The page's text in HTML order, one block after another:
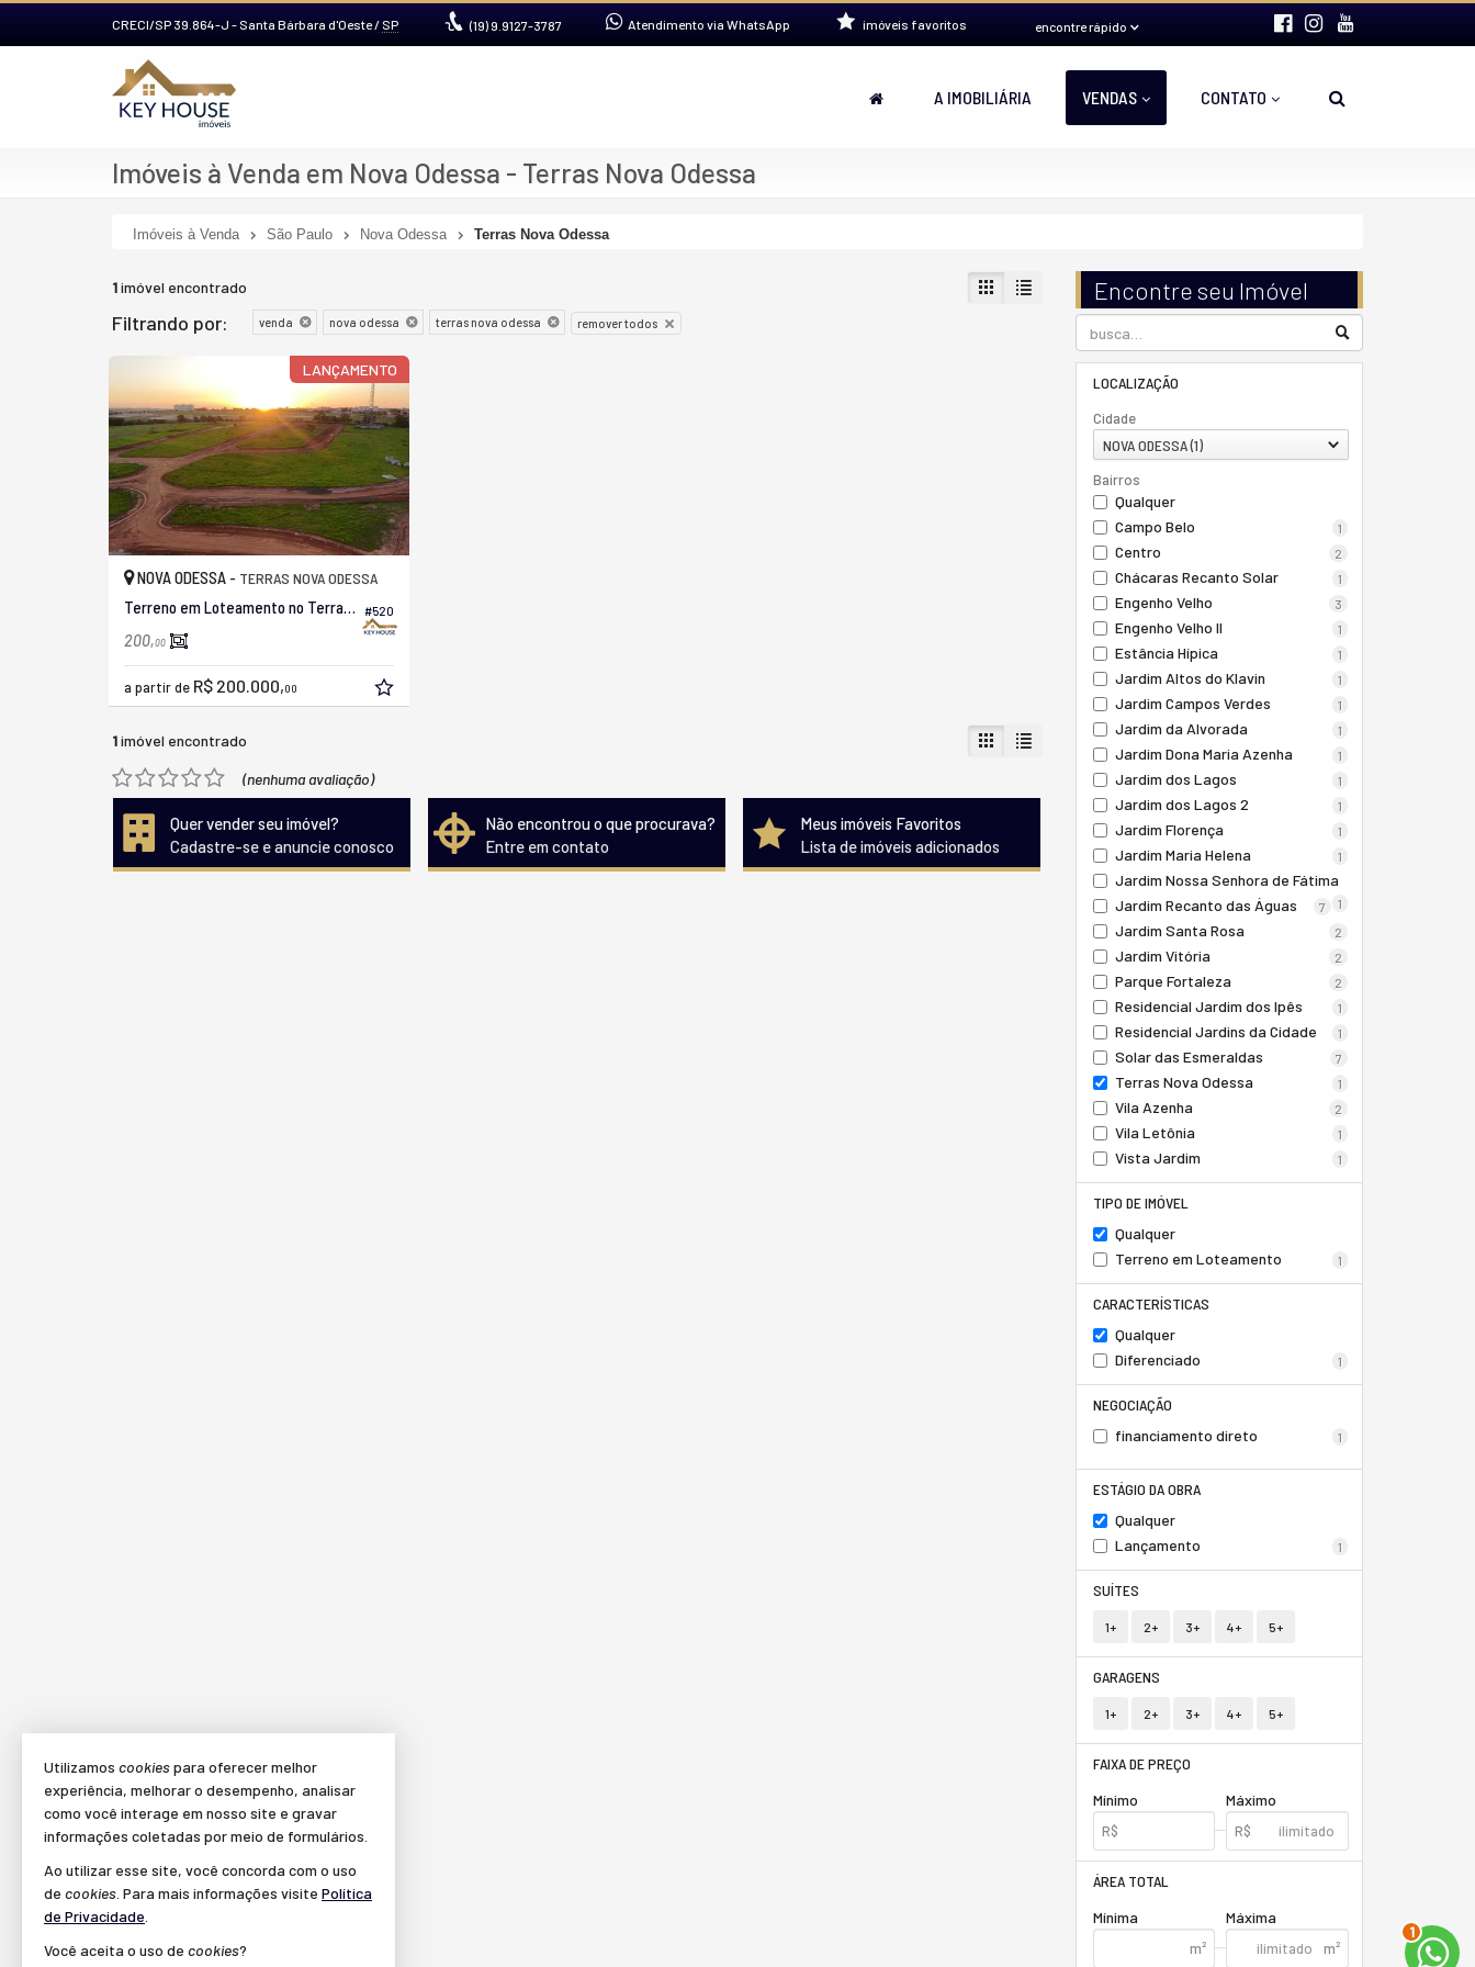
CRECI/SP 39.864-J - Santa Bárbara d'Oeste / SP (19)9.9127-3787 Atendimento via WhatsApp encontre rápido
imóveis favoritos
A IMOBILIÁRIA VENDAS CONTATO
Imóveis à Venda em Nova Odessa - Terras Nova Odessa
Imóveis à Venda São Paulo Nova Odessa Terras Nova Odessa
Encontre seu Imóvel
LOCALIZAÇÃO
Cidade
NOVA ODESSA (1)
Bairros
Qualquer
Campo Belo
1
Centro 2
Chácaras Recanto Solar 1
Engenho Velho 3
Engenho Velho II 1
Estância Hípica 1
Jardim Altos do Klavin 1
Jardim Campos Verdes 1
Jardim da Alvorada 1
Jardim Dona Maria Azenha 1
Jardim dos Lagos 1
Jardim dos Lagos 2 1
Jardim Florença 1
Jardim Maria Helena 1
Jardim Nossa Senhora de Fátima
1
Jardim Recanto das Águas 7
Jardim Santa Rosa 2
Jardim Vitória 2
Parque Fortaleza 2
Residencial Jardim dos Ipês 1
Residencial Jardins da Cidade 1
Solar das Esmeraldas 7
Terras Nova Odessa 1
Vila Azenha 2
Vila Letônia 1
Vista Jardim 1
TIPO DE IMÓVEL
Qualquer
Terreno em Loteamento
1
CARACTERÍSTICAS
Qualquer
Diferenciado
1
NEGOCIAÇÃO
financiamento direto
1
ESTÁGIO DA OBRA
Qualquer
Lançamento
1
SUÍTES
1+ 2+ 3+ 4+ 5+
GARAGENS
1+ 2+ 3+ 4+ 5+
FAIXA DE PREÇO
Mínimo
Máximo
ÁREA TOTAL
Mínima
Máxima
1imóvel encontrado
Filtrando por: venda nova odessa terras nova odessa remover todos
LANÇAMENTO
#520
NOVA ODESSA - TERRAS NOVA ODESSA
Terreno em Loteamento no Terras Nova Odessa
200,00
a partir de R$ 200.000,00
1imóvel encontrado
(nenhuma avaliação)
Quer vender seu imóvel?
Cadastre-se e anuncie conosco
Não encontrou o que procurava?
Entre em contato
Meus imóveis Favoritos
Lista de imóveis adicionados
2
Utilizamos cookiespara oferecer melhor
experiência, melhorar o desempenho, analisar
como você interage em nosso site e gravar
informações coletadas por meio de formulários.
Ao utilizar esse site, você concorda com o uso
de cookies . Para mais informações visite Política
de Privacidade
Você aceita o uso de cookies?